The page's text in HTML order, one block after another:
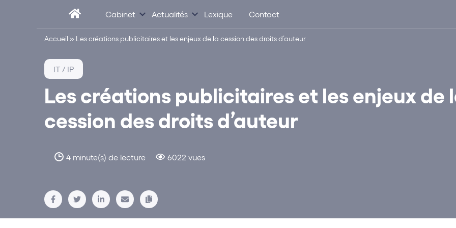
Cabinet Actualités Lexique Contact
Accueil » Les créations publicitaires et les enjeux de la cession des droits d’auteur
Les créations publicitaires et les enjeux de
cession des droits d’auteur
4 minute(s) de lecture 6022 vues
IT / IP